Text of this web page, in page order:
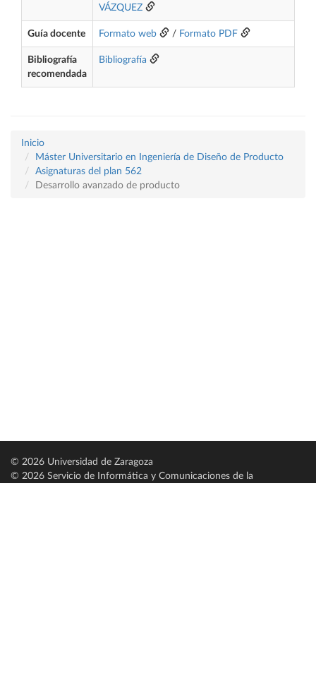
VÁZQUEZ
Guía docente Formato web / Formato PDF
Bibliografía
recomendada
Bibliografía
Inicio
Máster Universitario en Ingeniería de Diseño de Producto
Asignaturas del plan 562
Desarrollo avanzado de producto
© 2026 Universidad de Zaragoza
© 2026 Servicio de Informática y Comunicaciones de la